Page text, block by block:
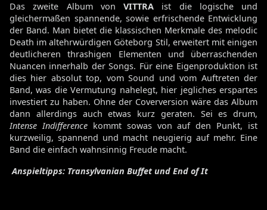
Das zweite Album von VITTRA ist die logische und
gleichermaßen spannende, sowie erfrischende Entwicklung
der Band. Man bietet die klassischen Merkmale des melodic
Death im altehrwürdigen Göteborg Stil, erweitert mit einigen
deutlicheren thrashigen Elementen und überraschenden
Nuancen innerhalb der Songs. Für eine Eigenproduktion ist
dies hier absolut top, vom Sound und vom Auftreten der
Band, was die Vermutung nahelegt, hier jegliches erspartes
investiert zu haben. Ohne der Coverversion wäre das Album
dann allerdings auch etwas kurz geraten. Sei es drum,
Intense Indifferencekommt sowas von auf den Punkt, ist
kurzweilig, spannend und macht neugierig auf mehr. Eine
Band die einfach wahnsinnig Freude macht.
Anspieltipps: Transylvanian Buffet und End of It